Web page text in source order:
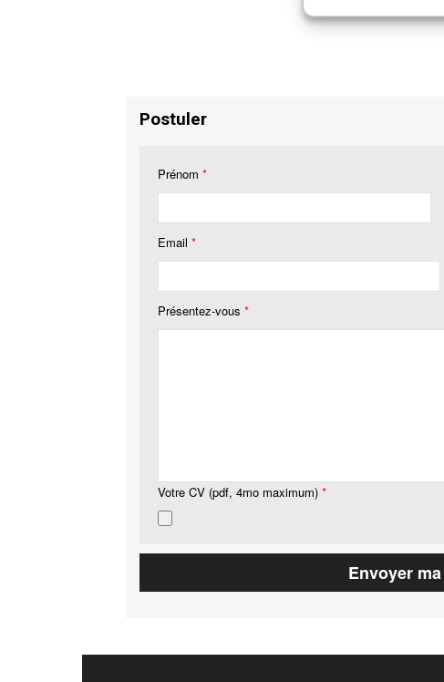
Postuler
Prénom *
Email *
Présentez-vous *
Votre CV (pdf, 4mo maximum) *